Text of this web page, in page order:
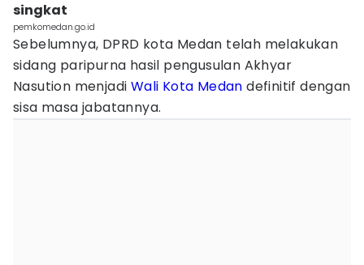
singkat
pemkomedan.go.id
Sebelumnya, DPRD kota Medan telah melakukan
sidang paripurna hasil pengusulan Akhyar
Nasution menjadi Wali Kota Medan definitif dengan
sisa masa jabatannya.